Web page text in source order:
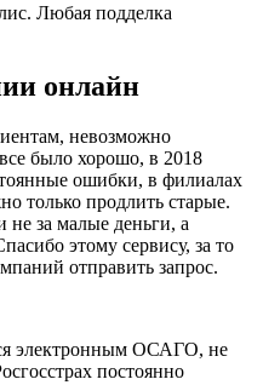
Любая подделка
онлайн
невозможно
было хорошо, в 2018
ошибки, в филиалах
только продлить старые.
не за малые деньги, а
этому сервису, за то
отправить запрос.
электронным ОСАГО, не
постоянно